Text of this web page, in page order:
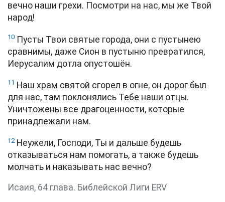
вечно наши грехи. Посмотри на нас, мы же Твой
народ!
10 Пусты Твои святые города, они с пустынею
сравнимы, даже Сион в пустыню превратился,
Иерусалим дотла опустошён.
11 Наш храм святой сгорел в огне, он дорог был
для нас, там поклонялись Тебе наши отцы.
Уничтожены все драгоценности, которые
принадлежали нам.
12 Неужели, Господи, Ты и дальше будешь
отказываться нам помогать, а также будешь
молчать и наказывать нас вечно?
Исаия, 64 глава. Библейской Лиги ERV